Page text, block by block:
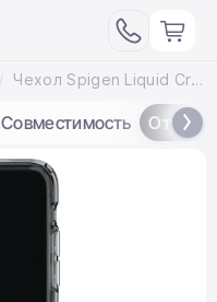
Чехол Spigen Liquid Crystal for iPhone 11 Space Crystal (076CS27180)
Совместимость Отзывы